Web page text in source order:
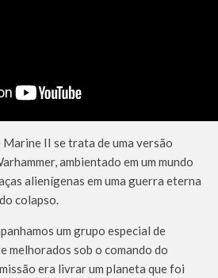
Marine II se trata de uma versão
ambientado em um mundo
alienígenas em uma guerra eterna
colapso.
um grupo especial de
melhorados sob o comando do
era livrar um planeta que foi